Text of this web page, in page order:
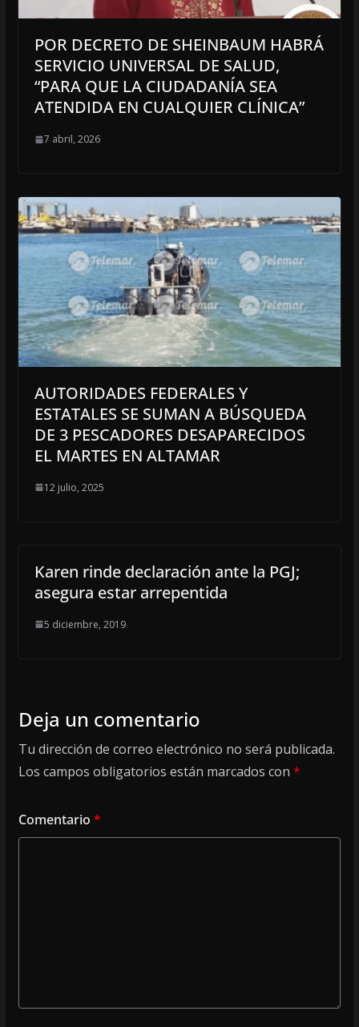
POR DECRETO DE SHEINBAUM HABRÁ
SERVICIO UNIVERSAL DE SALUD,
“PARA QUE LA CIUDADANÍA SEA
ATENDIDA EN CUALQUIER CLÍNICA”
7 abril, 2026
AUTORIDADES FEDERALES Y
ESTATALES SE SUMAN A BÚSQUEDA
DE 3 PESCADORES DESAPARECIDOS
EL MARTES EN ALTAMAR
12 julio, 2025
Karen rinde declaración ante la PGJ;
asegura estar arrepentida
5 diciembre, 2019
Deja un comentario
Tu dirección de correo electrónico no será publicada.
Los campos obligatorios están marcados con *
Comentario *